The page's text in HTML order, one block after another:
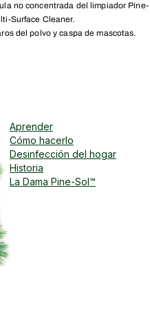
no concentrada del limpiador Pine-
Surface Cleaner.
del polvo y caspa de mascotas.
Aprender
Cómo hacerlo
Desinfección del hogar
Historia
La Dama Pine-Sol™